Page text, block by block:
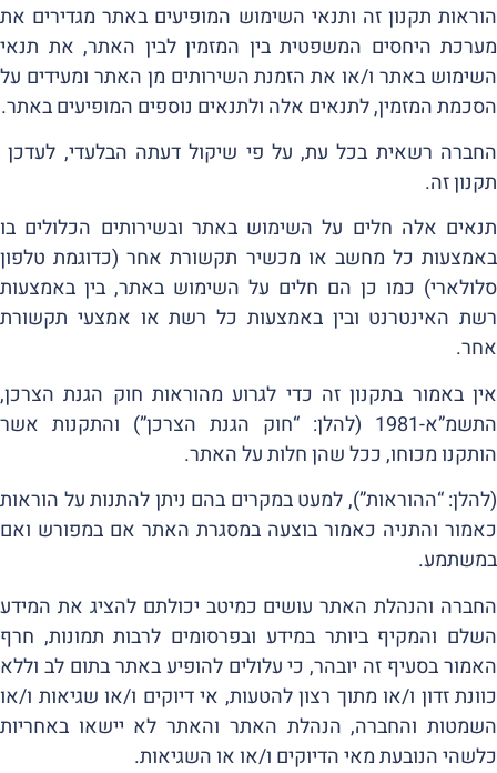
הוראות תקנון זה ותנאי השימוש המופיעים באתר מגדירים את
מערכת היחסים המשפטית בין המזמין לבין האתר, את תנאי
השימוש באתר ו/או את הזמנת השירותים מן האתר ומעידים על
הסכמת המזמין, לתנאים אלה ולתנאים נוספים המופיעים באתר.
החברה רשאית בכל עת, על פי שיקול דעתה הבלעדי, לעדכן
תקנון זה.
תנאים אלה חלים על השימוש באתר ובשירותים הכלולים בו
באמצעות כל מחשב או מכשיר תקשורת אחר (כדוגמת טלפון
סלולארי) כמו כן הם חלים על השימוש באתר, בין באמצעות
רשת האינטרנט ובין באמצעות כל רשת או אמצעי תקשורת
אחר.
אין באמור בתקנון זה כדי לגרוע מהוראות חוק הגנת הצרכן,
התשמ”א-1981 (להלן: “חוק הגנת הצרכן”) והתקנות אשר
הותקנו מכוחו, ככל שהן חלות על האתר.
(להלן: “ההוראות”), למעט במקרים בהם ניתן להתנות על הוראות
כאמור והתניה כאמור בוצעה במסגרת האתר אם במפורש ואם
במשתמע.
החברה והנהלת האתר עושים כמיטב יכולתם להציג את המידע
השלם והמקיף ביותר במידע ובפרסומים לרבות תמונות, חרף
האמור בסעיף זה יובהר, כי עלולים להופיע באתר בתום לב וללא
כוונת זדון ו/או מתוך רצון להטעות, אי דיוקים ו/או שגיאות ו/או
השמטות והחברה, הנהלת האתר והאתר לא יישאו באחריות
כלשהי הנובעת מאי הדיוקים ו/או או השגיאות.